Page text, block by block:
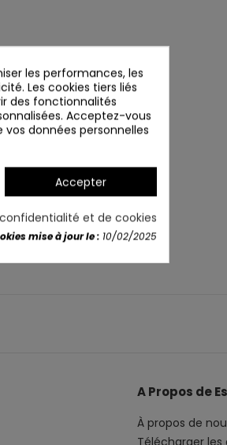
A Propos de
À propos de
Télécharger
les performances, les
Les cookies tiers liés
des fonctionnalités
Acceptez-vous
données personnelles
Accepter
et de cookies
mise à jour le : 10/02/2025